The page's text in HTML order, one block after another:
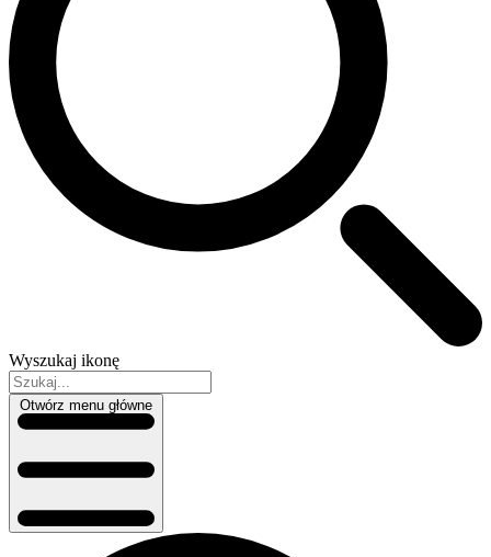
Wyszukaj ikonę
Otwórz menu główne